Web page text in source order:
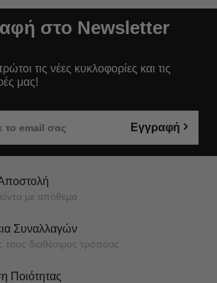
στο Newsletter
τις νέες κυκλοφορίες και τις
μας!
Εγγραφή
με απόθεμα
Συναλλαγών
τους διαθέσιμος τρόπους
Ποιότητας